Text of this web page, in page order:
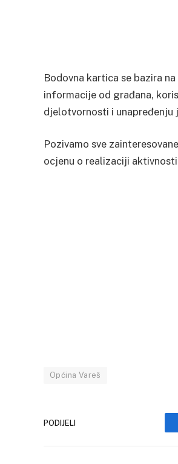
Bodovna kartica se bazira
informacije od građana,
djelotvornosti i unapređenju
Pozivamo sve
ocjenu o realizaciji
Općina Vareš
PODIJELI